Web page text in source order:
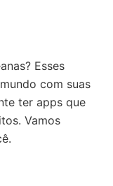
Esses
com suas
ter apps que
Vamos